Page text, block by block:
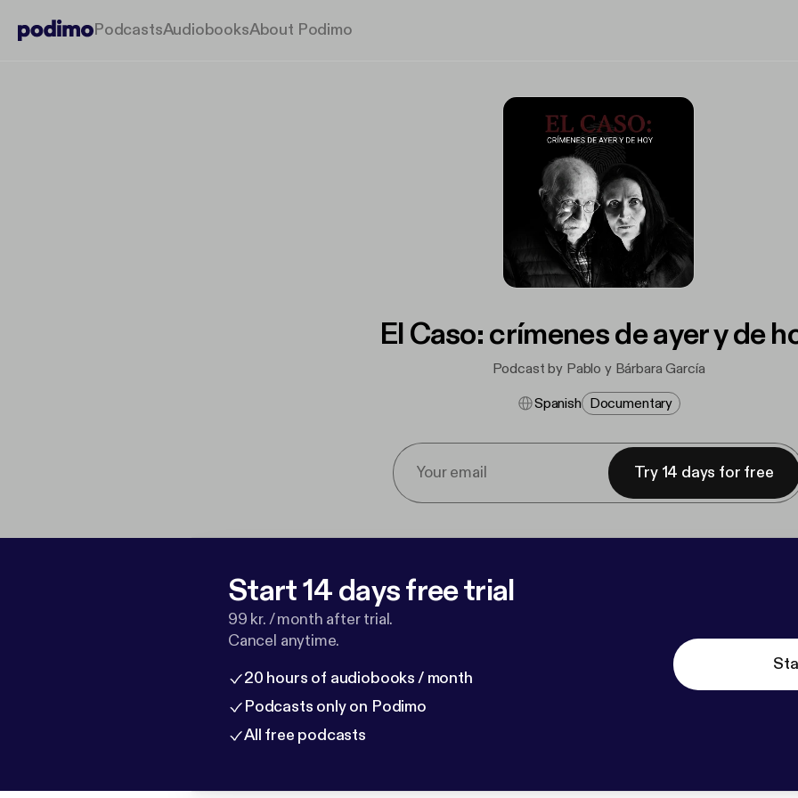
PodcastsAudiobooksAbout Podimo
El Caso: crímenes de ayer y de
Podcast by Pablo y Bárbara García
Spanish Documentary
Try 14 days for free
Start 14 days free trial
99 kr. / month after trial.
Cancel anytime.
20 hours of audiobooks / month
Podcasts only on Podimo
All free podcasts